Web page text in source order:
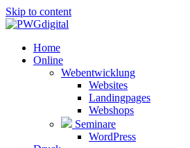
Skip to content
Home
Online
Webentwicklung
Websites
Landingpages
Webshops
Seminare
WordPress